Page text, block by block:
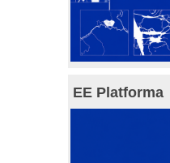
EE Platforma